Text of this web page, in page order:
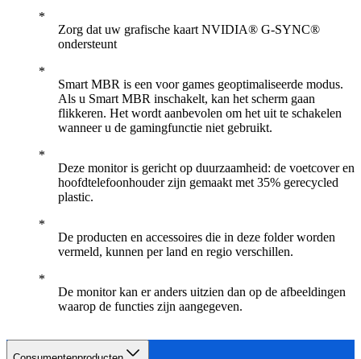
Zorg dat uw grafische kaart NVIDIA® G-SYNC®
ondersteunt
Smart MBR is een voor games geoptimaliseerde modus.
Als u Smart MBR inschakelt, kan het scherm gaan
flikkeren. Het wordt aanbevolen om het uit te schakelen
wanneer u de gamingfunctie niet gebruikt.
Deze monitor is gericht op duurzaamheid: de voetcover en
hoofdtelefoonhouder zijn gemaakt met 35% gerecycled
plastic.
De producten en accessoires die in deze folder worden
vermeld, kunnen per land en regio verschillen.
De monitor kan er anders uitzien dan op de afbeeldingen
waarop de functies zijn aangegeven.